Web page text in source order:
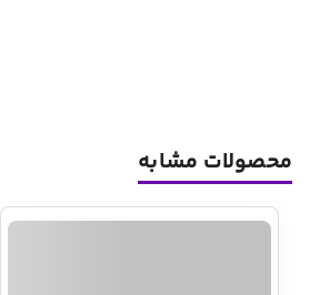
محصولات مشابه